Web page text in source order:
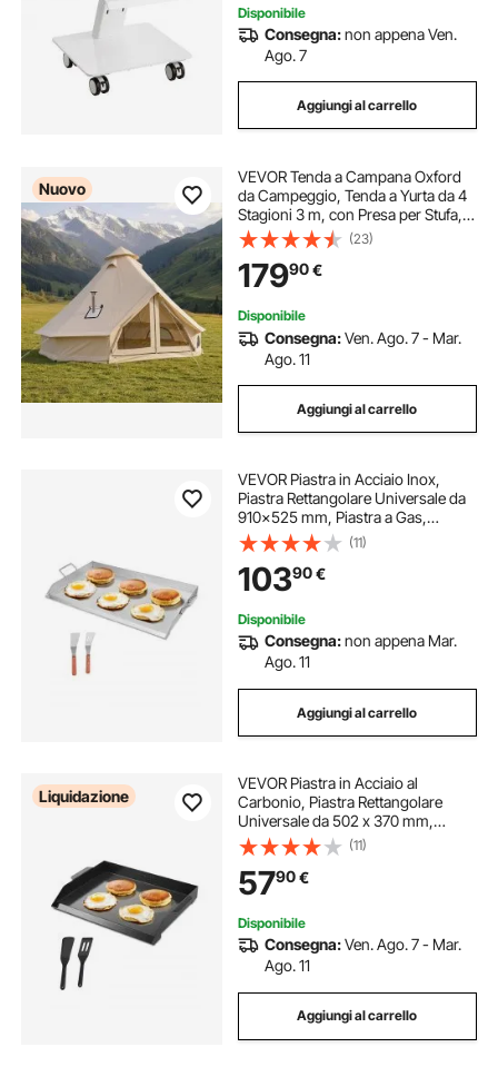
Disponibile
Consegna:non appena Ven.
Ago. 7
Aggiungi al carrello
Nuovo
VEVOR Tenda a Campana Oxford
da Campeggio, Tenda a Yurta da 4
Stagioni 3 m, con Presa per Stufa,
Impermeabile e Traspirante, Max 3
Persone, con Pavimento Rimovibile
e Cerniera, per Gite in Famiglia
(23)
17990€
Disponibile
Consegna:Ven. Ago. 7 - Mar.
Ago. 11
Aggiungi al carrello
VEVOR Piastra in Acciaio Inox,
Piastra Rettangolare Universale da
910x525 mm, Piastra a Gas,
Pentole Spaziose da Fornello
Portatili per Famiglie con Manico,
per Campeggio Eventi da Esterno
(11)
10390€
Disponibile
Consegna:non appena Mar.
Ago. 11
Aggiungi al carrello
Liquidazione
VEVOR Piastra in Acciaio al
Carbonio, Piastra Rettangolare
Universale da 502 x 370 mm,
Piastra a Gas per Teppanyaki,
Pentole Portatili con Manico, per
Campeggio Festa Eventi da
Esterno, Nero
(11)
5790€
Disponibile
Consegna:Ven. Ago. 7 - Mar.
Ago. 11
Aggiungi al carrello